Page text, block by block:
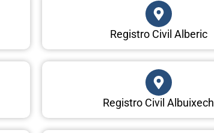
Registro Civil Alberic
Registro Civil Albuixech